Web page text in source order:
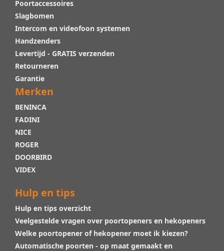
Poortaccessoires
Slagbomen
Intercom en videofoon systemen
Handzenders
Levertijd - GRATIS verzenden
Retourneren
Garantie
Merken
BENINCA
FADINI
NICE
ROGER
DOORBIRD
VIDEX
Hulp en tips
Hulp en tips overzicht
Veelgestelde vragen over poortopeners en hekopeners
Welke poortopener of hekopener moet ik kiezen?
Automatische poorten - op maat gemaakt en